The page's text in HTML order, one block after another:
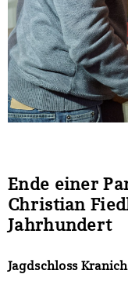
Ende einer
Christian
Jahrhundert
Jagdschloss